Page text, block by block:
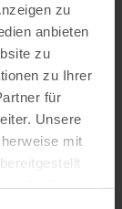
zu
anbieten
zu
zu Ihrer
für
Unsere
mit